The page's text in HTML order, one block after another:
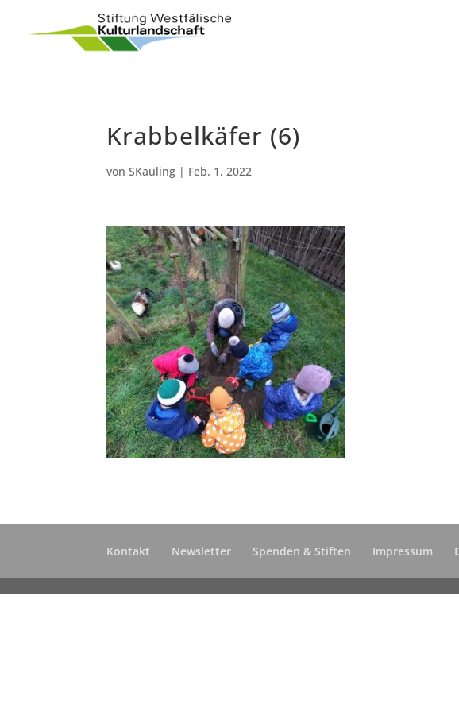
Krabbelkäfer (6)
vonSKauling | Feb. 1, 2022
Kontakt Newsletter Spenden & Stiften Impressum